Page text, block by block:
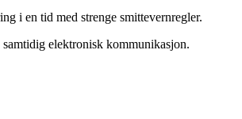
i en tid med strenge smittevernregler.
elektronisk kommunikasjon.